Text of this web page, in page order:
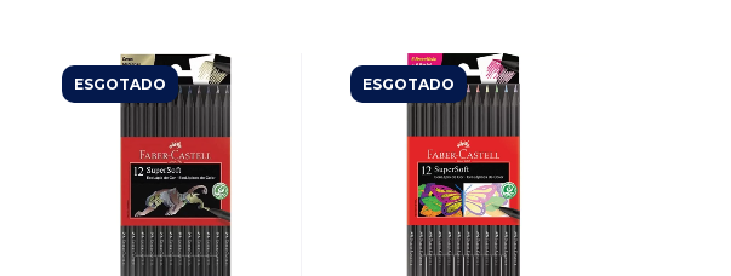
ESGOTADO ESGOTADO